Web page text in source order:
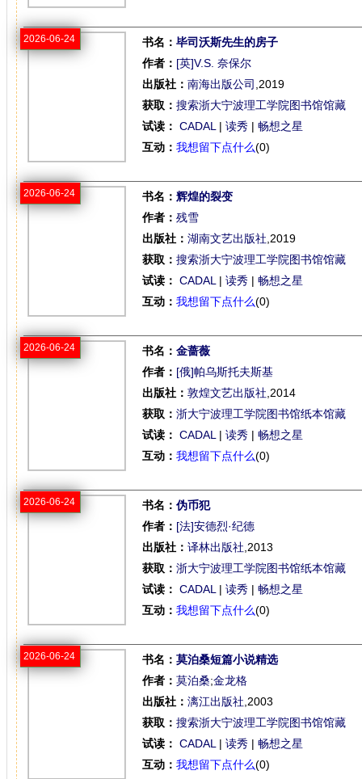
2026-06-24 书名： 毕司沃斯先生的房子
作者： [英]V.S. 奈保尔
出版社： 南海出版公司 ,2019
获取： 搜索浙大宁波理工学院图书馆馆藏
试读： CADAL | 读秀 | 畅想之星
互动： 我想留下点什么(0)
2026-06-24 书名： 辉煌的裂变
作者： 残雪
出版社： 湖南文艺出版社 ,2019
获取： 搜索浙大宁波理工学院图书馆馆藏
试读： CADAL | 读秀 | 畅想之星
互动： 我想留下点什么(0)
2026-06-24 书名： 金蔷薇
作者： [俄]帕乌斯托夫斯基
出版社： 敦煌文艺出版社 ,2014
获取： 浙大宁波理工学院图书馆纸本馆藏
试读： CADAL | 读秀 | 畅想之星
互动： 我想留下点什么(0)
2026-06-24 书名： 伪币犯
作者： [法]安德烈·纪德
出版社： 译林出版社 ,2013
获取： 浙大宁波理工学院图书馆纸本馆藏
试读： CADAL | 读秀 | 畅想之星
互动： 我想留下点什么(0)
2026-06-24 书名： 莫泊桑短篇小说精选
作者： 莫泊桑;金龙格
出版社： 漓江出版社 ,2003
获取： 搜索浙大宁波理工学院图书馆馆藏
试读： CADAL | 读秀 | 畅想之星
互动： 我想留下点什么(0)